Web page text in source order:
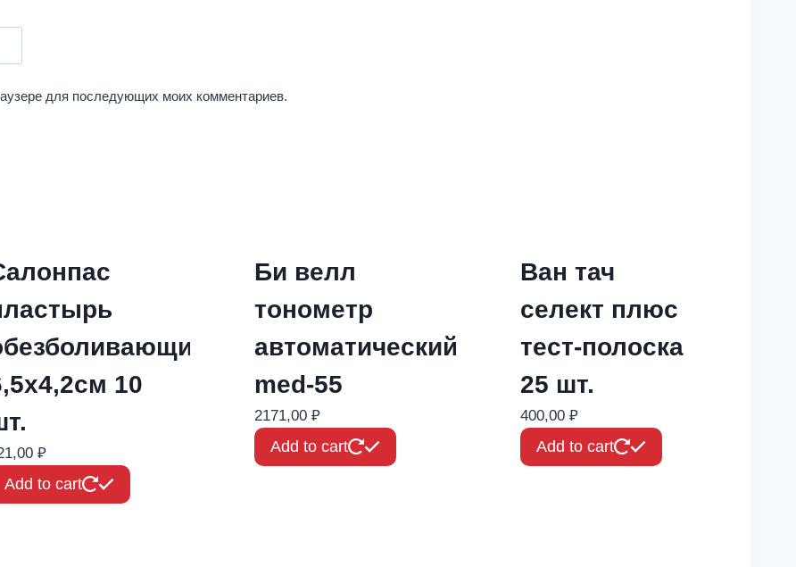
для последующих моих комментариев.
10
₽
Add to cart
Би велл
тонометр
автоматический
med-55
2171,00 ₽
Add to cart
Ван тач
селект плюс
тест-полоска
25 шт.
400,00 ₽
Add to cart